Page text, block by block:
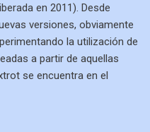
en 2011). Desde
versiones, obviamente
la utilización de
a partir de aquellas
se encuentra en el